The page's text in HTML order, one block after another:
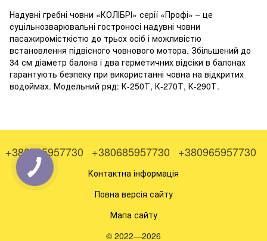
Надувні гребні човни «КОЛІБРІ» серії «Профі» – це
суцільнозварювальні гостроносі надувні човни
пасажиромісткістю до трьох осіб і можливістю
встановлення підвісного човнового мотора. Збільшений до
34 см діаметр балона і два герметичних відсіки в балонах
гарантують безпеку при використанні човна на відкритих
водоймах. Модельний ряд: К-250Т, К-270Т, К-290Т.
+380505957730 +380685957730 +380965957730
Контактна інформація
Повна версія сайту
Мапа сайту
© 2022—2026